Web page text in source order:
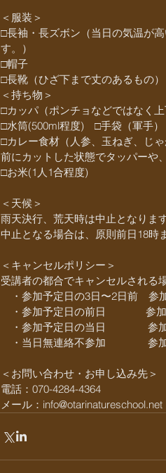
＜服装＞
□長袖・長ズボン（当日の気温が
す。）
□帽子
□長靴（ひざ下まで丈のあるもの）
＜持ち物＞
□カッパ（ポンチョなどではなく上
□水筒(500ml程度)　□手袋（軍手）
□カレー食材（人参、玉ねぎ、じ
前にカットした状態でタッパーや
□お米(1人1合程度)
＜天候＞
雨天決行、荒天時は中止となります
中止となる場合は、原則前日18時
＜キャンセルポリシー＞
受講者の都合でキャンセルされる
・参加予定日の3日〜2日前　参
・参加予定日の前日 　 　　 参
・参加予定日の当日　　　　参
・当日無連絡不参加　　　　参
＜お問い合わせ・お申し込み先＞
電話：070-4284-4364
メール：info@otarinatureschool.net